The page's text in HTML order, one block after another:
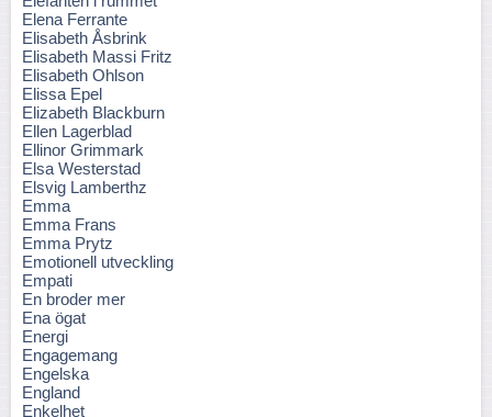
Elena Ferrante
Elisabeth Åsbrink
Elisabeth Massi Fritz
Elisabeth Ohlson
Elissa Epel
Elizabeth Blackburn
Ellen Lagerblad
Ellinor Grimmark
Elsa Westerstad
Elsvig Lamberthz
Emma
Emma Frans
Emma Prytz
Emotionell utveckling
Empati
En broder mer
Ena ögat
Energi
Engagemang
Engelska
England
Enkelhet